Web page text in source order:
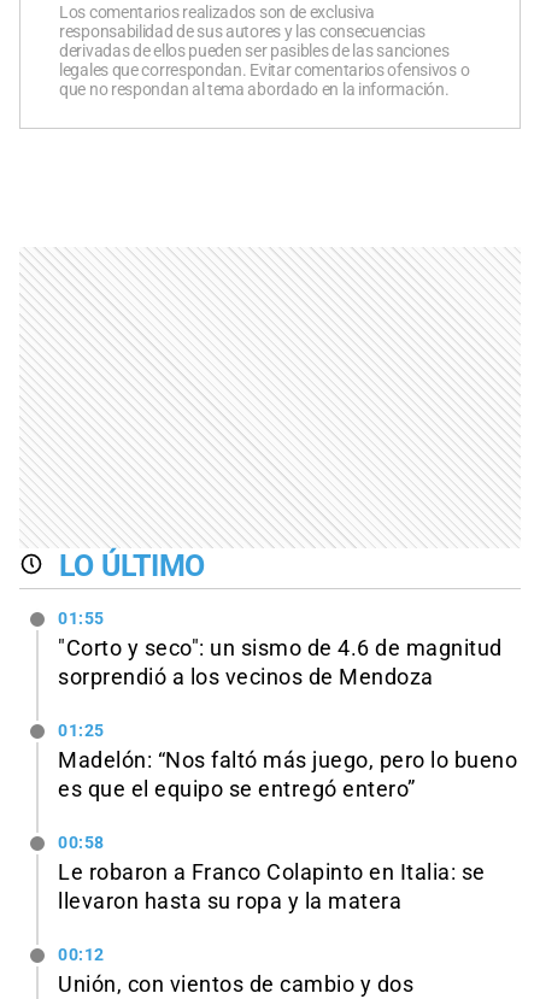
Los comentarios realizados son de exclusiva
responsabilidad de sus autores y las consecuencias
derivadas de ellos pueden ser pasibles de las sanciones
legales que correspondan. Evitar comentarios ofensivos o
que no respondan al tema abordado en la información.
LO ÚLTIMO
01:55
"Corto y seco": un sismo de 4.6 de magnitud
sorprendió a los vecinos de Mendoza
01:25
Madelón: “Nos faltó más juego, pero lo bueno
es que el equipo se entregó entero”
00:58
Le robaron a Franco Colapinto en Italia: se
llevaron hasta su ropa y la matera
00:12
Unión, con vientos de cambio y dos